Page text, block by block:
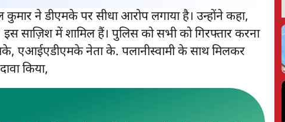
कुमार ने डीएमके पर सीधा आरोप लगाया है। उन्होंने कहा,
में शामिल हैं। पुलिस को सभी को गिरफ्तार करना
एआईएडीएमके नेता के. पलानीस्वामी के साथ मिलकर
किया,